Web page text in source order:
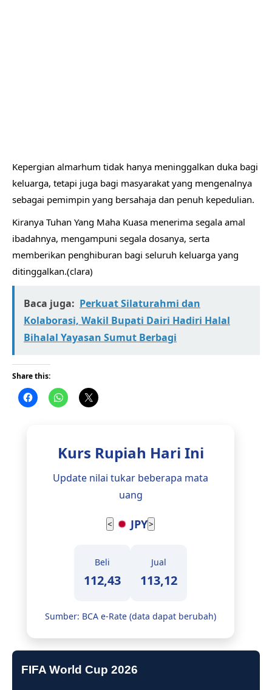
Kepergian almarhum tidak hanya meninggalkan duka bagi
keluarga, tetapi juga bagi masyarakat yang mengenalnya
sebagai pemimpin yang bersahaja dan penuh kepedulian.
Kiranya Tuhan Yang Maha Kuasa menerima segala amal
ibadahnya, mengampuni segala dosanya, serta
memberikan penghiburan bagi seluruh keluarga yang
ditinggalkan.(clara)
Baca juga: Perkuat Silaturahmi dan
Kolaborasi, Wakil Bupati Dairi Hadiri Halal
Bihalal Yayasan Sumut Berbagi
Share this:
Kurs Rupiah Hari Ini
Update nilai tukar beberapa mata
uang
< JPY>
Beli
112,43
Jual
113,12
Sumber: BCA e-Rate (data dapat berubah)
FIFA World Cup 2026